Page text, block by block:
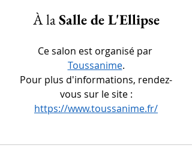
À la Salle de L'Ellipse
Ce salon est organisé par
Toussanime.
Pour plus d'informations, rendez-
vous sur le site :
https://www.toussanime.fr/